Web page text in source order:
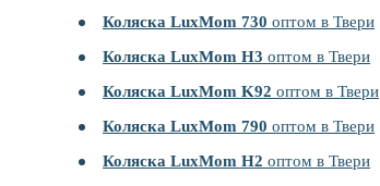
Коляска LuxMom 730 оптом в Твери
Коляска LuxMom H3 оптом в Твери
Коляска LuxMom K92 оптом в Твери
Коляска LuxMom 790 оптом в Твери
Коляска LuxMom H2 оптом в Твери